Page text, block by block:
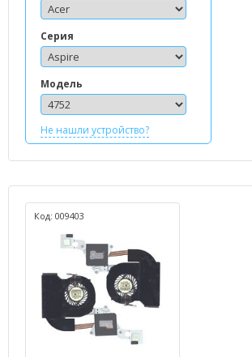
Серия
Модель
Не нашли устройство?
Код: 009403